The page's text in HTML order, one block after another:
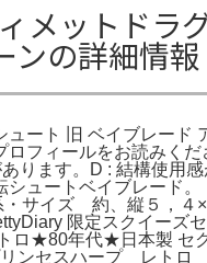
ットドラ
ンの詳細情報
ート 旧 ベイブレード
ロフィールをお読み
ります。D : 結構使用
ュートベイブレード
イズ 約、縦５，４×
限定スクイーズ
ロ★80年代★日本製 セ
ンセスハープ レト